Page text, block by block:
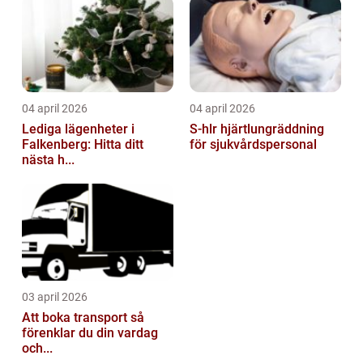
04 april 2026
Lediga lägenheter i
Falkenberg: Hitta ditt
nästa h...
04 april 2026
S-hlr hjärtlungräddning
för sjukvårdspersonal
03 april 2026
Att boka transport så
förenklar du din vardag
och...